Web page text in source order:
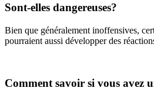
Sont-elles dangereuses?
Bien que généralement inoffensives,
pourraient aussi développer des
Comment savoir si vous avez